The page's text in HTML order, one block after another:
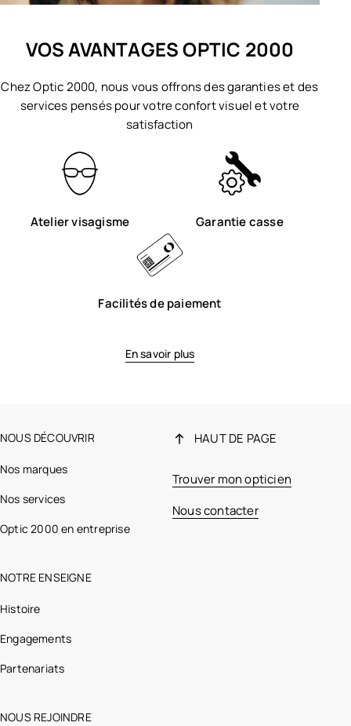
VOS AVANTAGES OPTIC 2000
Chez Optic 2000, nous vous offrons des garanties et des
services pensés pour votre confort visuel et votre
satisfaction
Atelier visagisme Garantie casse
Facilités de paiement
En savoir plus
NOUS DÉCOUVRIR
Nos marques
Nos services
Optic 2000 en entreprise
NOTRE ENSEIGNE
Histoire
Engagements
Partenariats
NOUS REJOINDRE
HAUT DE PAGE
Trouver mon opticien
Nous contacter